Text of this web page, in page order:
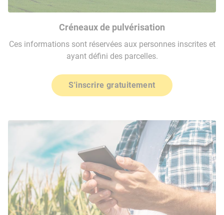
Créneaux de pulvérisation
Ces informations sont réservées aux personnes inscrites et
ayant défini des parcelles.
S'inscrire gratuitement